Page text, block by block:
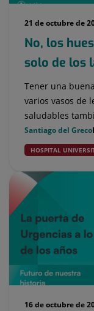
21 de octubre de
No, los
solo de los
Tener una
varios vasos de
saludables
Santiago del Greco
HOSPITAL
16 de octubre de